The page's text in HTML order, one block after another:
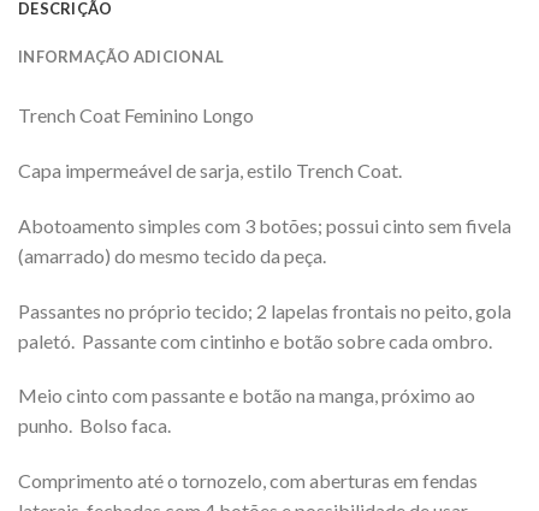
DESCRIÇÃO
INFORMAÇÃO ADICIONAL
Trench Coat Feminino Longo
Capa impermeável de sarja, estilo Trench Coat.
Abotoamento simples com 3 botões; possui cinto sem fivela
(amarrado) do mesmo tecido da peça.
Passantes no próprio tecido; 2 lapelas frontais no peito, gola
paletó. Passante com cintinho e botão sobre cada ombro.
Meio cinto com passante e botão na manga, próximo ao
punho. Bolso faca.
Comprimento até o tornozelo, com aberturas em fendas